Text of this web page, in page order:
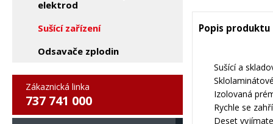
elektrod
Sušící zařízení
Odsavače zplodin
Zákaznická linka
737 741 000
Popis produktu
Sušící a
Izolovaná
Rychle se
Deset